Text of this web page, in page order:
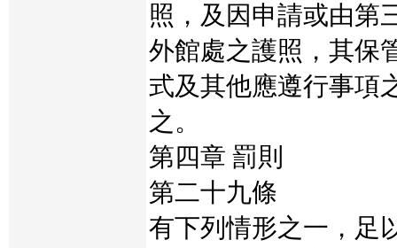
照，及因申請或由第
外館處之護照，其保
式及其他應遵行事項
之。
第四章 罰則
第二十九條
有下列情形之一，足